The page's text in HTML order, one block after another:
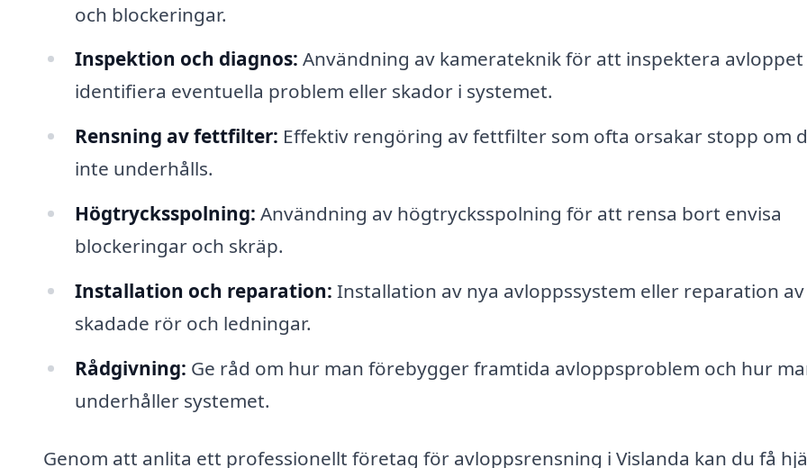
och blockeringar.
Inspektion och diagnos: Användning av kamerateknik för att inspektera avloppet
identifiera eventuella problem eller skador i systemet.
Rensning av fettfilter: Effektiv rengöring av fettfilter som ofta orsakar stopp om
inte underhålls.
Högtrycksspolning: Användning av högtrycksspolning för att rensa bort envisa
blockeringar och skräp.
Installation och reparation: Installation av nya avloppssystem eller reparation av
skadade rör och ledningar.
Rådgivning: Ge råd om hur man förebygger framtida avloppsproblem och hur
underhåller systemet.
Genom att anlita ett professionellt företag för avloppsrensning i Vislanda kan du få